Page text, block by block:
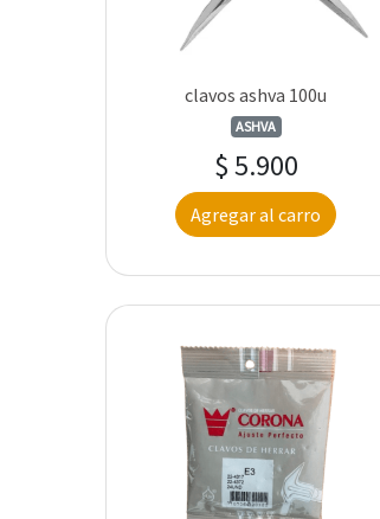
clavos ashva 100u
ASHVA
$ 5.900
Agregar al carro